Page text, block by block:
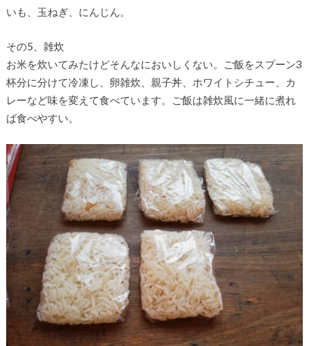
いも、玉ねぎ、にんじん。
その5、雑炊
お米を炊いてみたけどそんなにおいしくない。ご飯をスプーン3
杯分に分けて冷凍し、卵雑炊、親子丼、ホワイトシチュー、カ
レーなど味を変えて食べています。ご飯は雑炊風に一緒に煮れ
ば食べやすい。